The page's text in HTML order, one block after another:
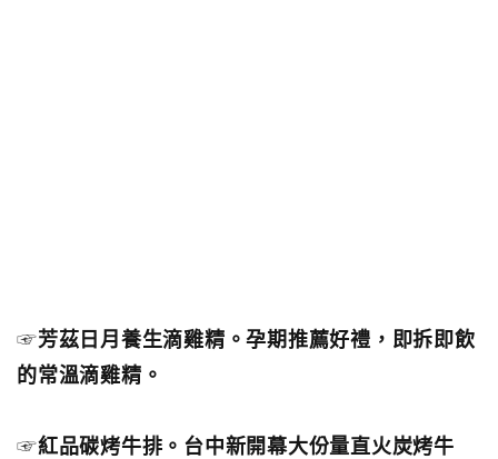
☞芳茲日月養生滴雞精。孕期推薦好禮，即拆即飲
的常溫滴雞精。
☞紅品碳烤牛排。台中新開幕大份量直火炭烤牛